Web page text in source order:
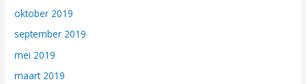
oktober 2019
september 2019
mei 2019
maart 2019